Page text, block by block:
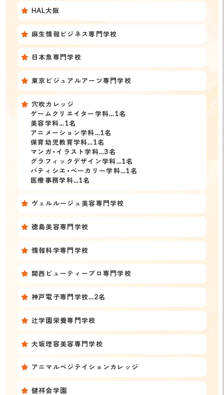
HAL大阪
麻生情報ビジネス専門学校
日本魚専門学校
東京ビジュアルアーツ専門学校
穴吹カレッジ
ゲームクリエイター学科…1名
美容学科…1名
アニメーション学科…1名
保育幼児教育学科…1名
マンガ・イラスト学科…3名
グラフィックデザイン学科…1名
パティシエ・ベーカリー学科…1名
医療事務学科…1名
ヴェルルージュ美容専門学校
徳島美容専門学校
情報科学専門学校
関西ビューティープロ専門学校
神戸電子専門学校…2名
辻学園栄養専門学校
大坂理容美容専門学校
アニマルベジテイションカレッジ
健祥会学園